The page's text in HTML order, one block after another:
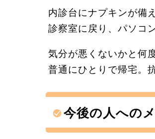
内診台にナプキンが備
診察室に戻り、パソコ
気分が悪くないかと何
普通にひとりで帰宅。
今後の人への